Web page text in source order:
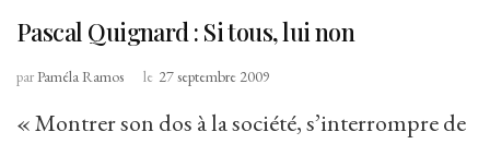
Pascal Quignard : Si tous, lui non
parPaméla Ramos le 27 septembre 2009
« Montrer son dos à la société, s’interrompre de